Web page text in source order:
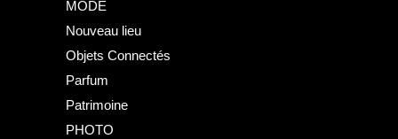
MODE
Nouveau lieu
Objets Connectés
Parfum
Patrimoine
PHOTO